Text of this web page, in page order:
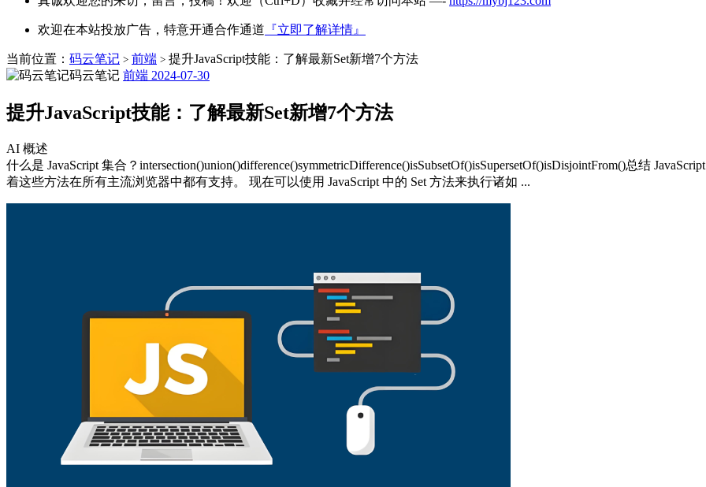
欢迎在本站投放广告，特意开通合作通道 『立即了解详情』
当前位置： 码云笔记 > 前端 > 提升JavaScript技能：了解最新Set新增7个方法
码云笔记 前端 2024-07-30
提升JavaScript技能：了解最新Set新增7个方法
AI 概述
什么是 JavaScript 集合？intersection()union()difference()symmetricDifference()isSubsetOf()isSupersetOf()isDisjointFrom()总结
着这些方法在所有主流浏览器中都有支持。 现在可以使用 JavaScript 中的 Set 方法来执行诸如 ...